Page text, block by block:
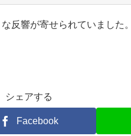
反響が寄せられていました。
シェアする
Facebook